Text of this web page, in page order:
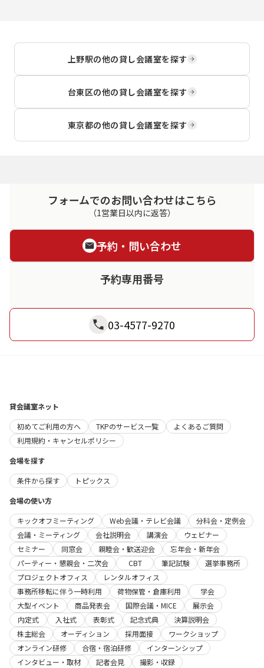
上野駅の他の貸し会議室を探す
台東区の他の貸し会議室を探す
東京都の他の貸し会議室を探す
フォームでのお問い合わせはこちら
（1営業日以内に返答）
予約・問い合わせ
予約専用番号
03-4577-9270
貸会議室ネット
初めてご利用の方へ
TKPのサービス一覧
よくあるご質問
利用規約・キャンセルポリシー
会場を探す
条件から探す
トピックス
会場の使い方
キックオフミーティング
Web会議・テレビ会議
分科会・定例会
会議・ミーティング
会社説明会 講演会
ウェビナー
セミナー
同窓会 親睦会・歓送迎会
忘年会・新年会
パーティー・懇親会・二次会
CBT 筆記試験
選挙事務所
プロジェクトオフィス
レンタルオフィス
事務所移転に伴う一時利用
荷物保管・倉庫利用
学会
大型イベント
商品発表会 国際会議・MICE
展示会
内定式
入社式 表彰式 記念式典
決算説明会
株主総会
オーディション 採用面接
ワークショップ
オンライン研修
合宿・宿泊研修
インターンシップ
インタビュー・取材
記者会見
撮影・収録